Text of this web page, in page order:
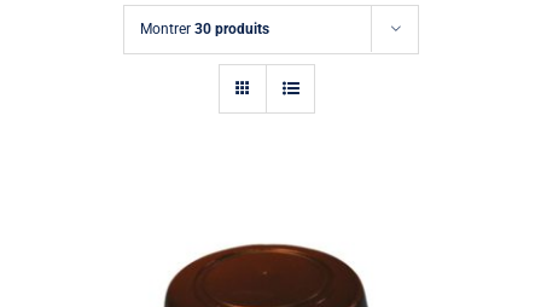
Montrer 30 produits